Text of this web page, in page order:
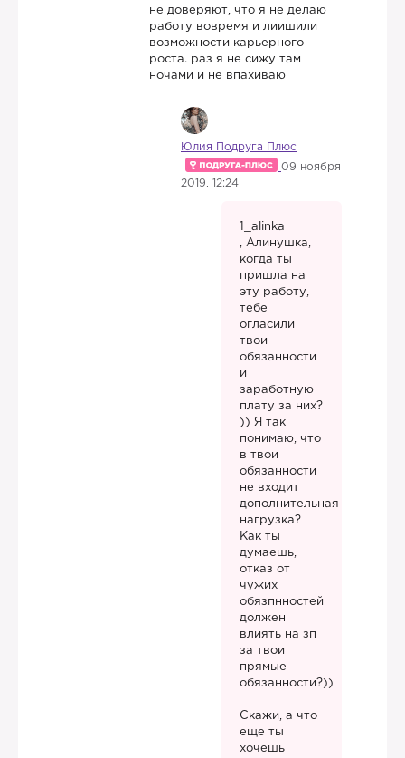
не доверяют, что я не делаю
работу вовремя и лиишили
возможности карьерного
роста. раз я не сижу там
ночами и не впахиваю
Юлия Подруга Плюс
09 ноября
2019, 12:24
1_alinka
, Алинушка,
когда ты
пришла на
эту работу,
тебе
огласили
твои
обязанности
и
заработную
плату за них?
)) Я так
понимаю, что
в твои
обязанности
не входит
дополнительная
нагрузка?
Как ты
думаешь,
отказ от
чужих
обязпнностей
должен
влиять на зп
за твои
прямые
обязанности?))
Скажи, а что
еще ты
хочешь